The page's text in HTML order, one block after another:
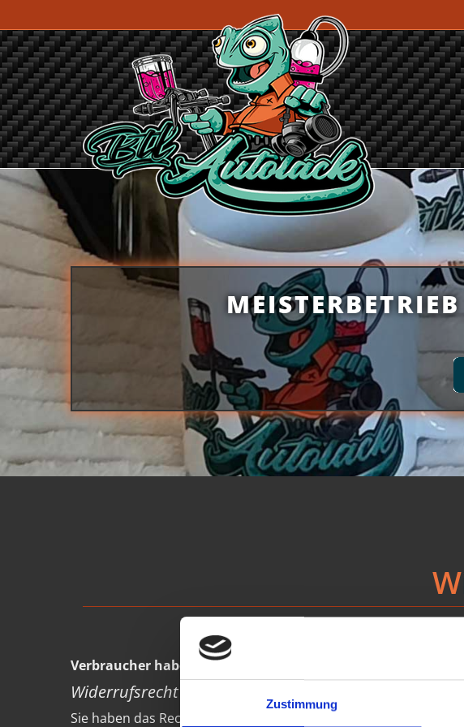
Zustimmung
Verbraucher haben ein vierzehntägiges Widerrufsrecht.
Widerrufsrecht
Sie haben das Recht, binnen vierzehn Tagen ohne Angabe von